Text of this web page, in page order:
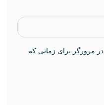
مرورگر برای زمانی که